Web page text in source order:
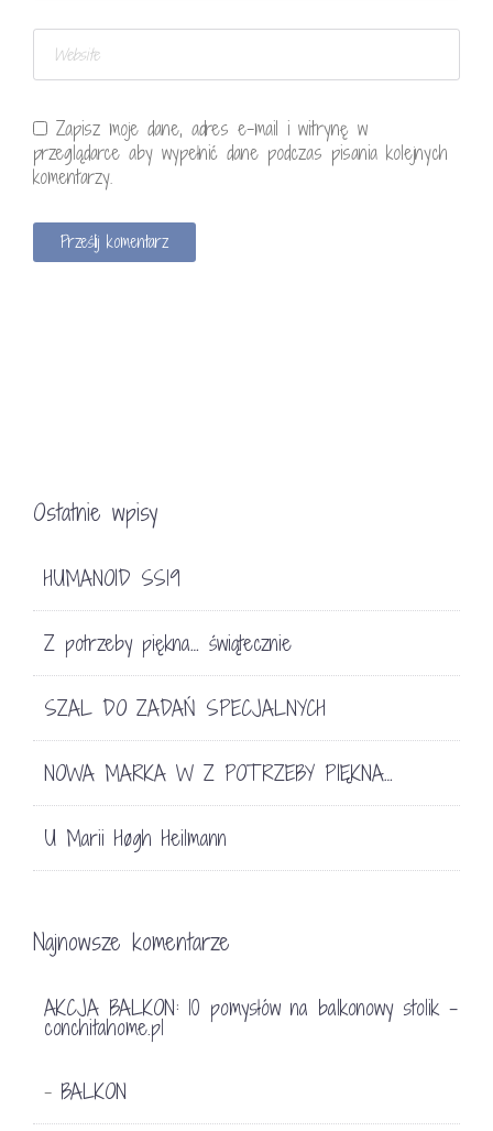
Zapisz moje dane, adres e-mail i witrynę w
przeglądarce aby wypełnić dane podczas pisania kolejnych
komentarzy.
Ostatnie wpisy
HUMANOID SS19
Z potrzeby piękna… świątecznie
SZAL DO ZADAŃ SPECJALNYCH
NOWA MARKA W Z POTRZEBY PIĘKNA…
U Marii Høgh Heilmann
Najnowsze komentarze
AKCJA BALKON: 10 pomysłów na balkonowy stolik -
conchitahome.pl
- BALKON